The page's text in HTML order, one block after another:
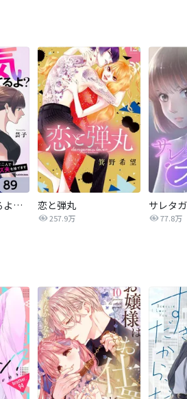
パパ、浮気してるよ？娘と二人でクズ夫を捨てます【分冊版】 恋と弾丸
257.9万 77.8万